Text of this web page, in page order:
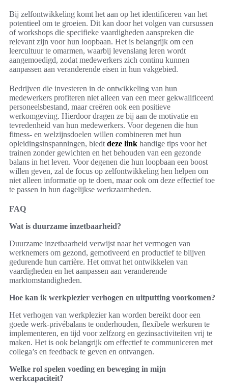
Bij zelfontwikkeling komt het aan op het identificeren van het
potentieel om te groeien. Dit kan door het volgen van cursussen
of workshops die specifieke vaardigheden aanspreken die
relevant zijn voor hun loopbaan. Het is belangrijk om een
leercultuur te omarmen, waarbij levenslang leren wordt
aangemoedigd, zodat medewerkers zich continu kunnen
aanpassen aan veranderende eisen in hun vakgebied.
Bedrijven die investeren in de ontwikkeling van hun
medewerkers profiteren niet alleen van een meer gekwalificeerd
personeelsbestand, maar creëren ook een positieve
werkomgeving. Hierdoor dragen ze bij aan de motivatie en
tevredenheid van hun medewerkers. Voor degenen die hun
fitness- en welzijnsdoelen willen combineren met hun
opleidingsinspanningen, biedt deze link handige tips voor het
trainen zonder gewichten en het behouden van een gezonde
balans in het leven. Voor degenen die hun loopbaan een boost
willen geven, zal de focus op zelfontwikkeling hen helpen om
niet alleen informatie op te doen, maar ook om deze effectief toe
te passen in hun dagelijkse werkzaamheden.
FAQ
Wat is duurzame inzetbaarheid?
Duurzame inzetbaarheid verwijst naar het vermogen van
werknemers om gezond, gemotiveerd en productief te blijven
gedurende hun carrière. Het omvat het ontwikkelen van
vaardigheden en het aanpassen aan veranderende
marktomstandigheden.
Hoe kan ik werkplezier verhogen en uitputting voorkomen?
Het verhogen van werkplezier kan worden bereikt door een
goede werk-privébalans te onderhouden, flexibele werkuren te
implementeren, en tijd voor zelfzorg en gezinsactiviteiten vrij te
maken. Het is ook belangrijk om effectief te communiceren met
collega’s en feedback te geven en ontvangen.
Welke rol spelen voeding en beweging in mijn
werkcapaciteit?